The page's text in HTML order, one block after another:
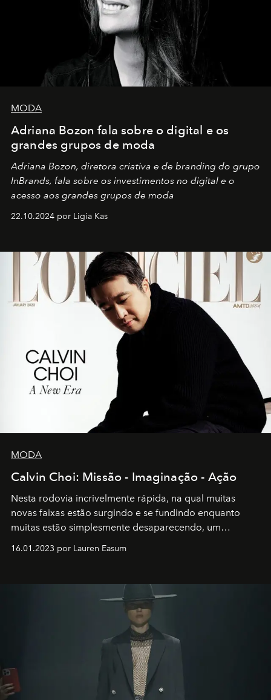
MODA
Adriana Bozon fala sobre o digital e os
grandes grupos de moda
Adriana Bozon, diretora criativa e de branding do grupo
InBrands, fala sobre os investimentos no digital e o
acesso aos grandes grupos de moda
22.10.2024 por Ligia Kas
MODA
Calvin Choi: Missão - Imaginação - Ação
Nesta rodovia incrivelmente rápida, na qual muitas
novas faixas estão surgindo e se fundindo enquanto
muitas estão simplesmente desaparecendo, um
transportador AMTD abrindo caminho para muitos
por propósitos, com um claro senso de missão na vida e
16.01.2023 por Lauren Easum